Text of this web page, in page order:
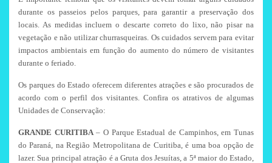
durante os passeios pelos parques, para garantir a preservação dos
locais. As medidas incluem o descarte correto do lixo, não pisar na
vegetação e não utilizar churrasqueiras. Os cuidados servem para evitar
impactos ambientais em função do aumento do número de visitantes
durante o feriado.
Os parques do Estado oferecem diferentes atrações e são procurados de
acordo com o perfil dos visitantes. Confira os atrativos de algumas
Unidades de Conservação:
GRANDE CURITIBA– O Parque Estadual de Campinhos, em Tunas
do Paraná, na Região Metropolitana de Curitiba, é uma boa opção de
lazer. Sua principal atração é a Gruta dos Jesuítas, a 5ª maior do Estado,